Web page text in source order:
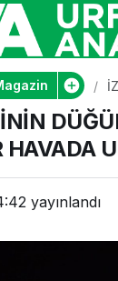
HAVADA
yayınlandı